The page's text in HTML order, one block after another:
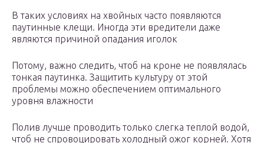
В таких условиях на хвойных часто появляются
паутинные клещи. Иногда эти вредители даже
являются причиной опадания иголок
Потому, важно следить, чтоб на кроне не появлялась
тонкая паутинка. Защитить культуру от этой
проблемы можно обеспечением оптимального
уровня влажности
Полив лучше проводить только слегка теплой водой,
чтоб не спровоцировать холодный ожог корней. Хотя